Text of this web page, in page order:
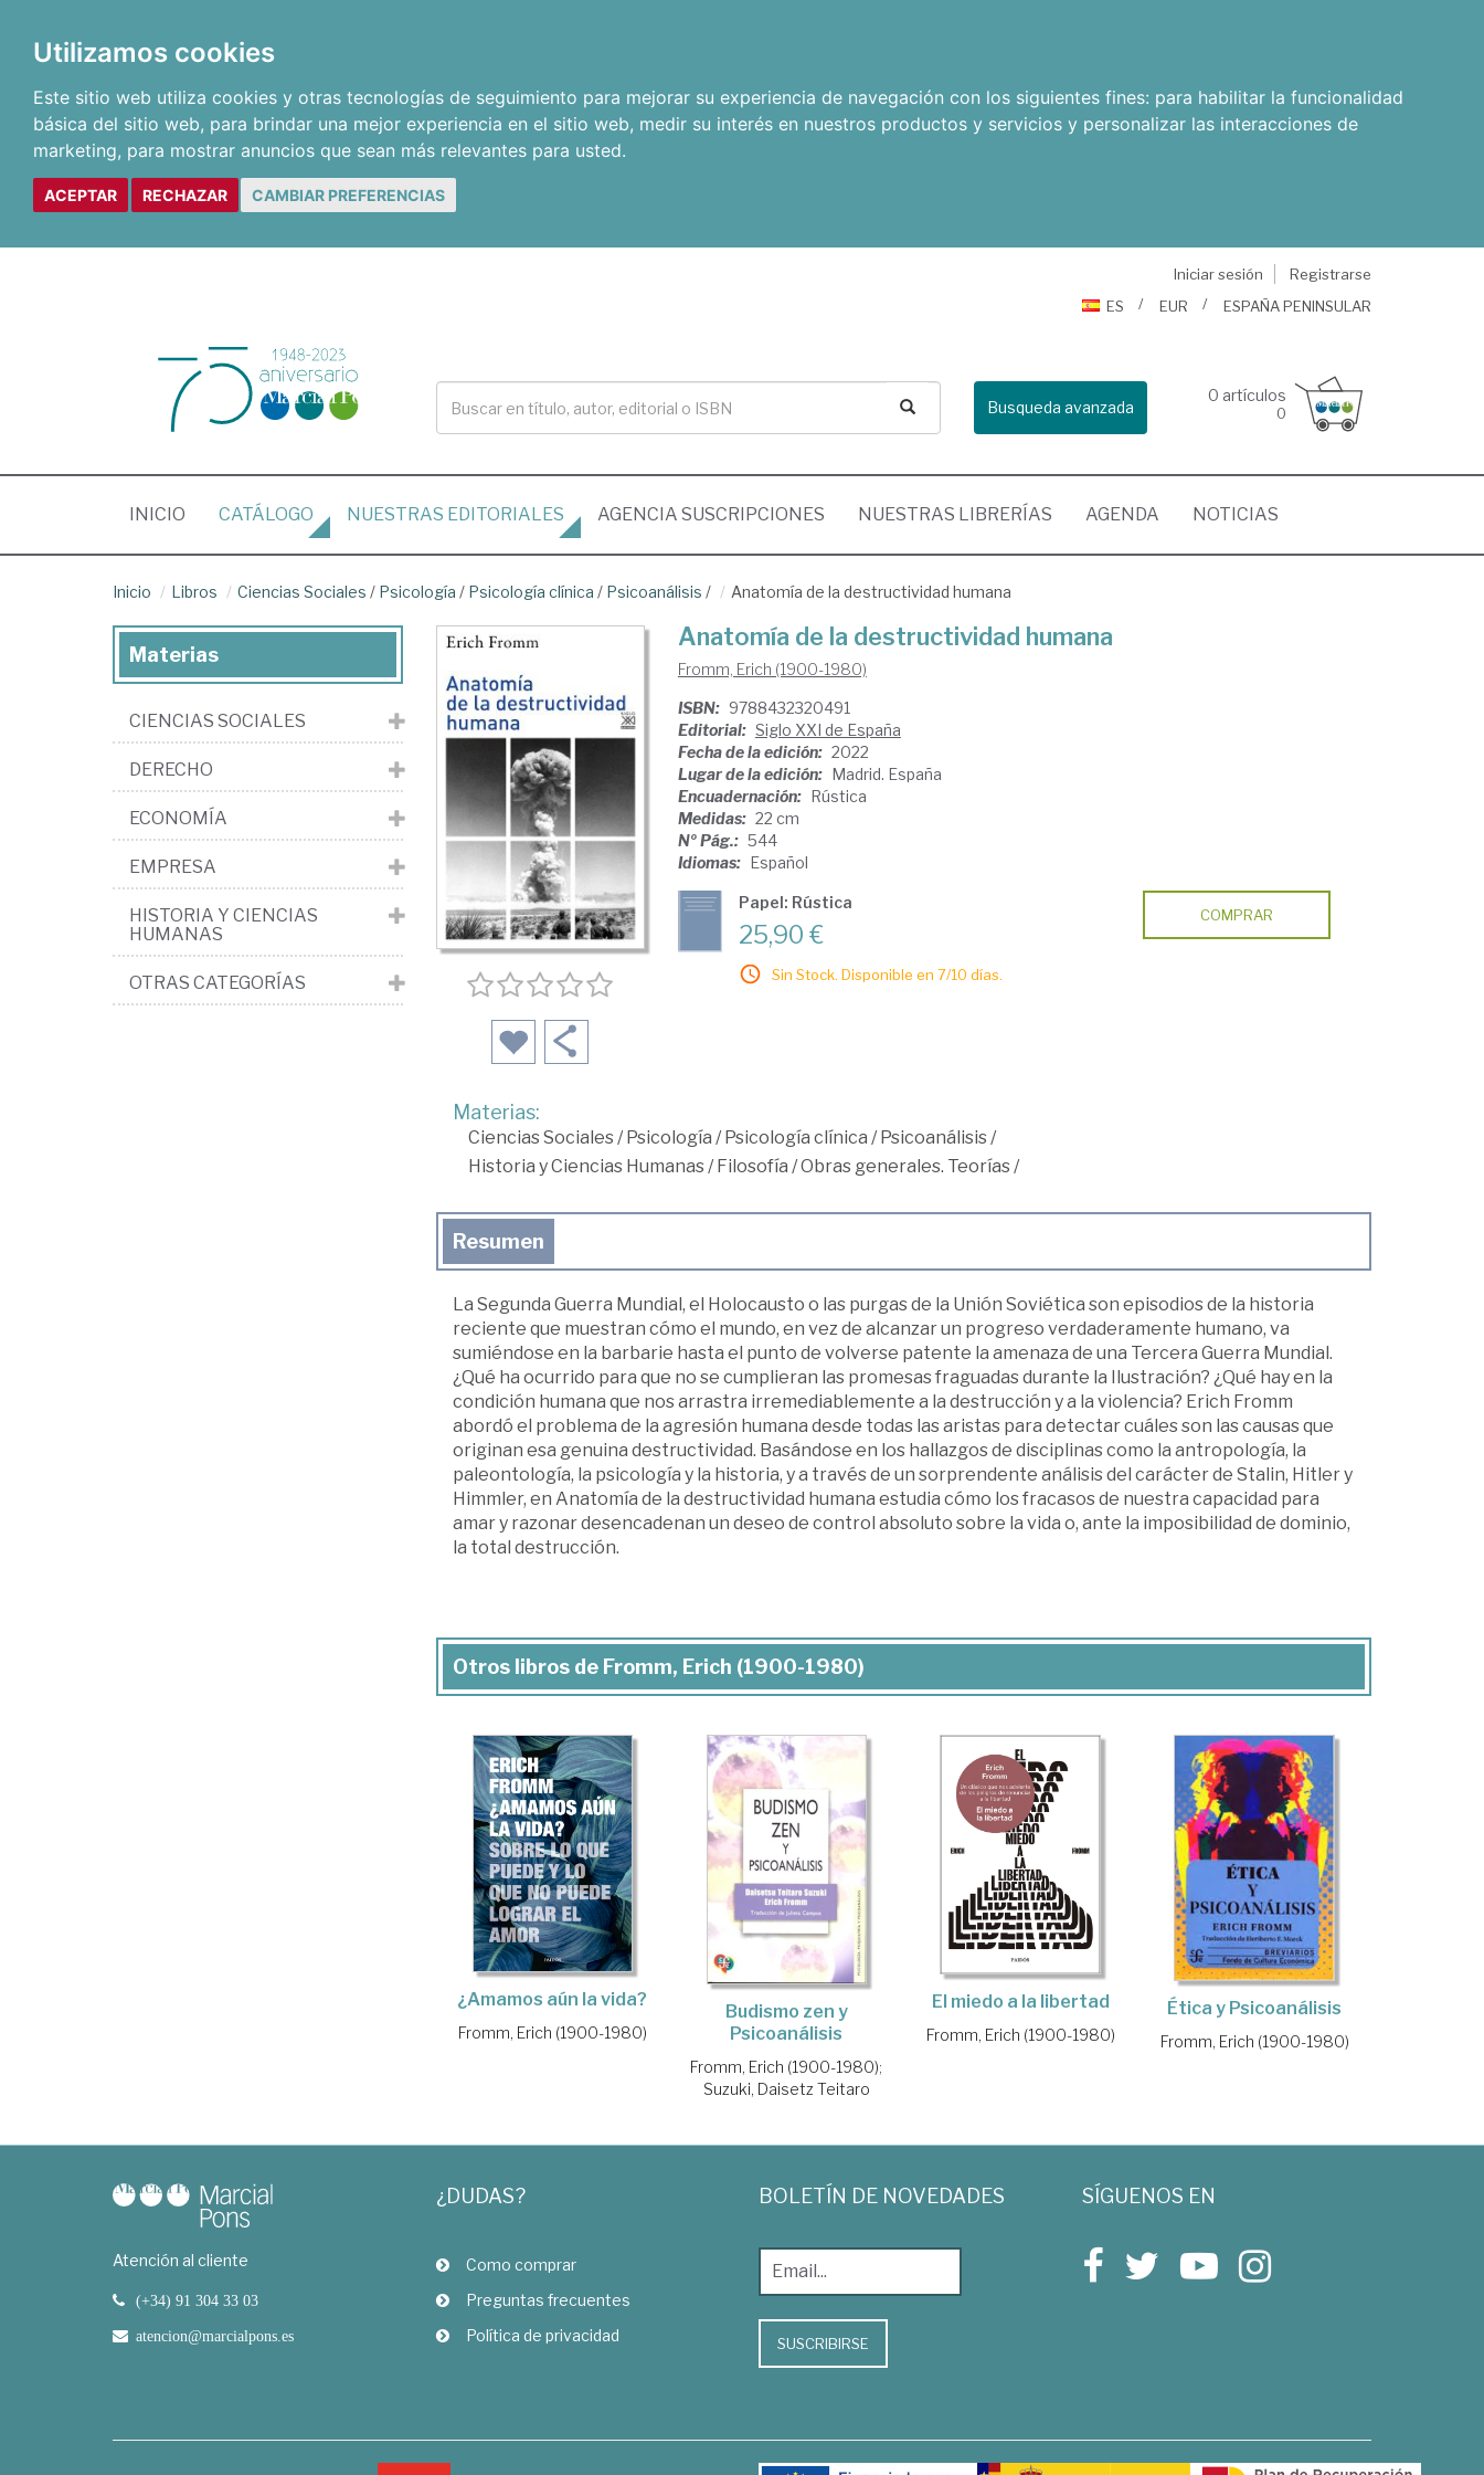
Utilizamos cookies
Este sitio web utiliza cookies y otras tecnologías de seguimiento para mejorar su experiencia de navegación con los siguientes fines: para habilitar la funcionalidad
básica del sitio web, para brindar una mejor experiencia en el sitio web, medir su interés en nuestros productos y servicios y personalizar las interacciones de
marketing, para mostrar anuncios que sean más relevantes para usted.
ACEPTAR RECHAZAR CAMBIAR PREFERENCIAS
Iniciar sesión
Registrarse
ES
EUR ESPAÑA PENINSULAR
Busqueda avanzada
0 artículos
0
INICIO (CURRENT)
CATÁLOGO NUESTRAS EDITORIALES AGENCIA SUSCRIPCIONES NUESTRAS LIBRERÍAS AGENDA NOTICIAS
Inicio Libros Ciencias Sociales / Psicología / Psicología clínica / Psicoanálisis / Anatomía de la destructividad humana
Anatomía de la destructividad humana
Fromm, Erich (1900-1980)
ISBN: 9788432320491
Editorial: Siglo XXI de España
Fecha de la edición: 2022
Lugar de la edición: Madrid. España
Encuadernación: Rústica
Medidas: 22 cm
Nº Pág.: 544
Idiomas: Español
Papel: Rústica
25,90 €
Sin Stock. Disponible en 7/10 días.
COMPRAR
Materias:
Ciencias Sociales/ Psicología / Psicología clínica / Psicoanálisis/
Historia y Ciencias Humanas/ Filosofía /Obras generales. Teorías/
Resumen
La Segunda Guerra Mundial, el Holocausto o las purgas de la Unión Soviética son episodios de la historia
reciente que muestran cómo el mundo, en vez de alcanzar un progreso verdaderamente humano, va
sumiéndose en la barbarie hasta el punto de volverse patente la amenaza de una Tercera Guerra Mundial.
¿Qué ha ocurrido para que no se cumplieran las promesas fraguadas durante la Ilustración? ¿Qué hay en la
condición humana que nos arrastra irremediablemente a la destrucción y a la violencia? Erich Fromm
abordó el problema de la agresión humana desde todas las aristas para detectar cuáles son las causas que
originan esa genuina destructividad. Basándose en los hallazgos de disciplinas como la antropología, la
paleontología, la psicología y la historia, y a través de un sorprendente análisis del carácter de Stalin, Hitler y
Himmler, en Anatomía de la destructividad humana estudia cómo los fracasos de nuestra capacidad para
amar y razonar desencadenan un deseo de control absoluto sobre la vida o, ante la imposibilidad de dominio,
la total destrucción.
Otros libros de Fromm, Erich (1900-1980)
¿Amamos aún la vida?
Fromm, Erich (1900-1980)
Budismo zen y
Psicoanálisis
Fromm, Erich (1900-1980);
Suzuki, Daisetz Teitaro
El miedo a la libertad
Fromm, Erich (1900-1980)
Ética y Psicoanálisis
Fromm, Erich (1900-1980)
Materias
CIENCIAS SOCIALES
DERECHO
ECONOMÍA
EMPRESA
HISTORIA Y CIENCIAS
HUMANAS
OTRAS CATEGORÍAS
Atención al cliente
(+34) 91 304 33 03
atencion@marcialpons.es
¿DUDAS?
Como comprar
Preguntas frecuentes
Política de privacidad
BOLETÍN DE NOVEDADES
SUSCRIBIRSE
SÍGUENOS EN